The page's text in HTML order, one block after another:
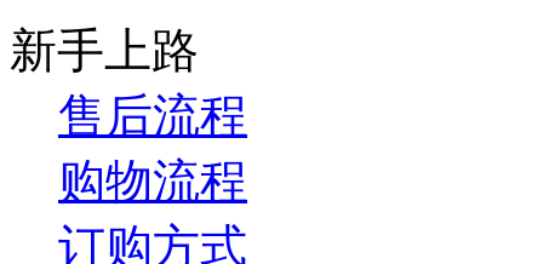
新手上路
售后流程
购物流程
订购方式